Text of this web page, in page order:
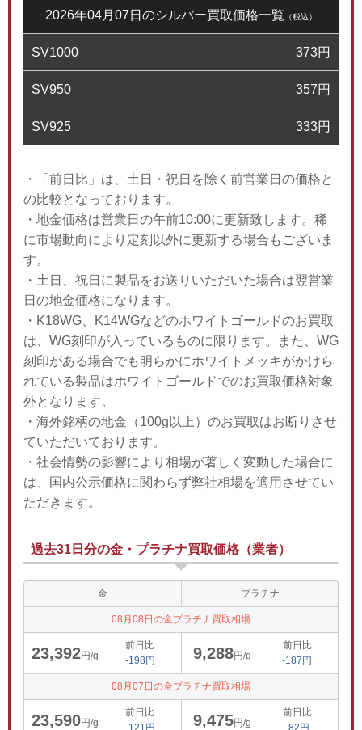
2026年04月07日のシルバー買取価格一覧 （税込）
SV1000 373円
SV950 357円
SV925 333円
・「前日比」は、土日・祝日を除く前営業日の価格と
の比較となっております。
・地金価格は営業日の午前10:00に更新致します。稀
に市場動向により定刻以外に更新する場合もございま
す。
・土日、祝日に製品をお送りいただいた場合は翌営業
日の地金価格になります。
・K18WG、K14WGなどのホワイトゴールドのお買取
は、WG刻印が入っているものに限ります。また、WG
刻印がある場合でも明らかにホワイトメッキがかけら
れている製品はホワイトゴールドでのお買取価格対象
外となります。
・海外銘柄の地金（100g以上）のお買取はお断りさせ
ていただいております。
・社会情勢の影響により相場が著しく変動した場合に
は、国内公示価格に関わらず弊社相場を適用させてい
ただきます。
過去31日分の金・プラチナ買取価格（業者）
金 プラチナ
08月08日の金プラチナ買取相場
23,392円/g
前日比
-198円
9,288円/g
前日比
-187円
08月07日の金プラチナ買取相場
23,590円/g
前日比
-121円
9,475円/g
前日比
-82円